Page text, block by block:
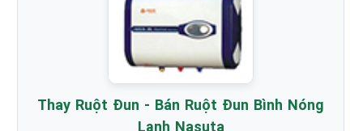
Thay Ruột Đun - Bán Ruột Đun Bình Nóng
Lạnh Nasuta